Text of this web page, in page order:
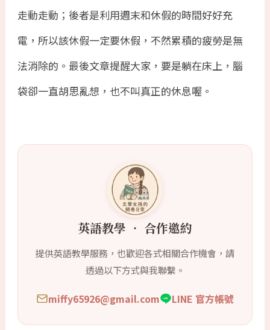
走動走動；後者是利用週末和休假的時間好好充
電，所以該休假一定要休假，不然累積的疲勞是無
法消除的。最後文章提醒大家，要是躺在床上，腦
袋卻一直胡思亂想，也不叫真正的休息喔。
英語教學 ‧ 合作邀約
提供英語教學服務，也歡迎各式相關合作機會，請
透過以下方式與我聯繫。
miffy65926@gmail.com LINE 官方帳號